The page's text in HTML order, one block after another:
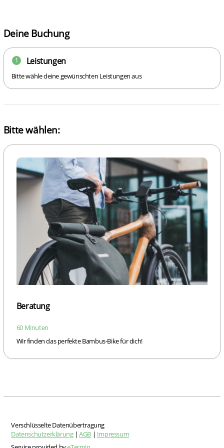
Bitte wählen:
Beratung
60 Minuten
Wir finden das perfekte Bambus-Bike für dich!
Deine Buchung
1 Leistungen
Bitte wähle deine gewünschten Leistungen aus
Verschlüsselte Datenübertragung
Datenschutzerklärung|AGB | Impressum